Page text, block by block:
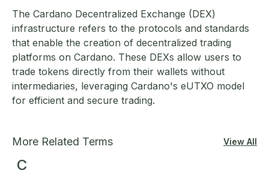
The Cardano Decentralized Exchange (DEX)
infrastructure refers to the protocols and standards
that enable the creation of decentralized trading
platforms on Cardano. These DEXs allow users to
trade tokens directly from their wallets without
intermediaries, leveraging Cardano's eUTXO model
for efficient and secure trading.
More Related Terms View All
C